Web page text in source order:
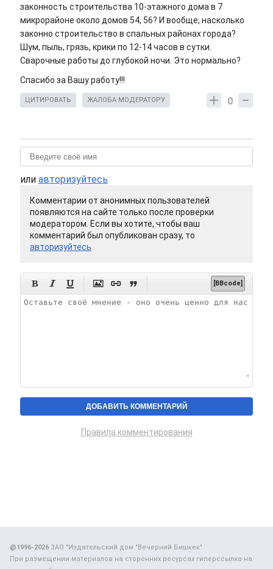
законность строительства 10-этажного дома в 7
микрорайоне около домов 54, 56? И вообще, насколько
законно строительство в спальных районах города?
Шум, пыль, грязь, крики по 12-14 часов в сутки.
Сварочные работы до глубокой ночи. Это нормально?
Спасибо за Вашу работу!!!
0
ЦИТИРОВАТЬ ЖАЛОБА МОДЕРАТОРУ
или авторизуйтесь
Комментарии от анонимных пользователей
появляются на сайте только после проверки
модератором. Если вы хотите, чтобы ваш
комментарий был опубликован сразу, то
авторизуйтесь
      [BBcode]
Правила комментирования
@1996-2026ЗАО "Издательский дом "Вечерний Бишкек"
При размещении материалов на сторонних ресурсах гиперссылка на